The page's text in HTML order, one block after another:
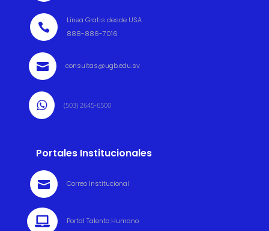

Línea Gratis desde USA
888-886-7016
 consultas@ugb.edu.sv
 (503) 2645-6500
Portales Institucionales
 Correo Institucional
 Portal Talento Humano